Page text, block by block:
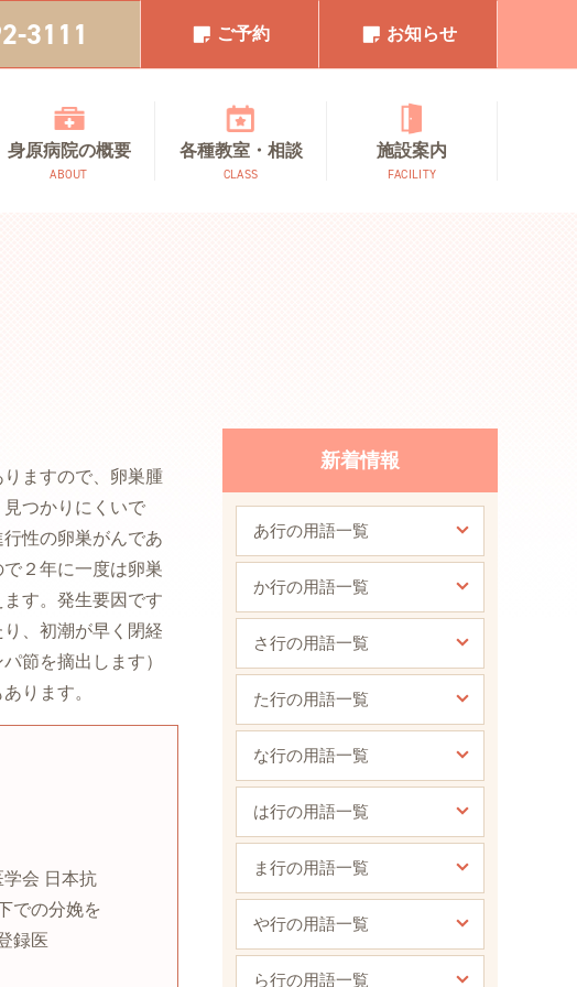
3111 ご予約 お知らせ
身原病院の概要
ABOUT
各種教室・相談
CLASS
施設案内
FACILITY
ますので、卵巣腫
つかりにくいで
性の卵巣がんであ
２年に一度は卵巣
す。発生要因です
、初潮が早く閉経
節を摘出します）
ります。
会 日本抗
での分娩を
録医
新着情報
あ行の用語一覧
か行の用語一覧
さ行の用語一覧
た行の用語一覧
な行の用語一覧
は行の用語一覧
ま行の用語一覧
や行の用語一覧
ら行の用語一覧